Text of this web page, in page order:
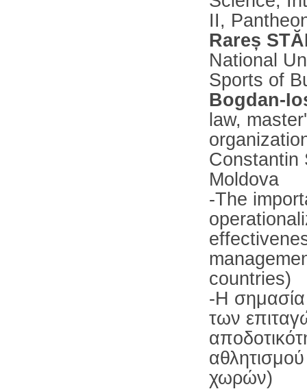
II,
Rareș
National
Sports of
Bogdan-
law,
Constantin
Moldova
-The
countries)
-Η σημασία
των
χωρών)